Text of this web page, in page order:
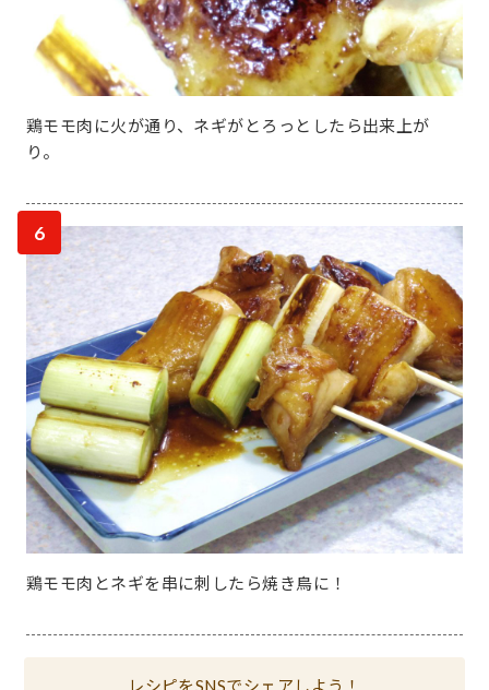
鶏モモ肉に火が通り、ネギがとろっとしたら出来上が
り。
6
鶏モモ肉とネギを串に刺したら焼き鳥に！